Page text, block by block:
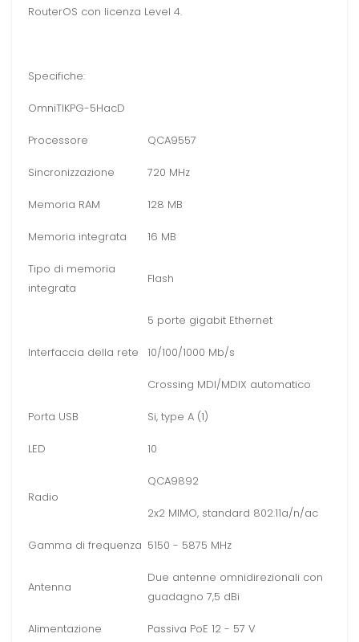
RouterOS con licenza Level 4.
Specifiche:
OmniTIKPG-5HacD
Processore QCA9557
Sincronizzazione 720 MHz
Memoria RAM 128 MB
Memoria integrata 16 MB
Tipo di memoria
integrata
Flash
Interfaccia della rete
5 porte gigabit Ethernet
10/100/1000 Mb/s
Crossing MDI/MDIX automatico
Porta USB Si, type A (1)
LED 10
Radio
QCA9892
2x2 MIMO, standard 802.11a/n/ac
Gamma di frequenza 5150 - 5875 MHz
Antenna
Due antenne omnidirezionali con
guadagno 7,5 dBi
Alimentazione Passiva PoE 12 - 57 V